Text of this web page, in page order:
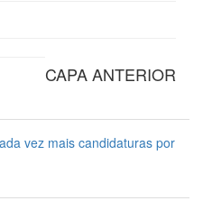
CAPA ANTERIOR
vez mais candidaturas por